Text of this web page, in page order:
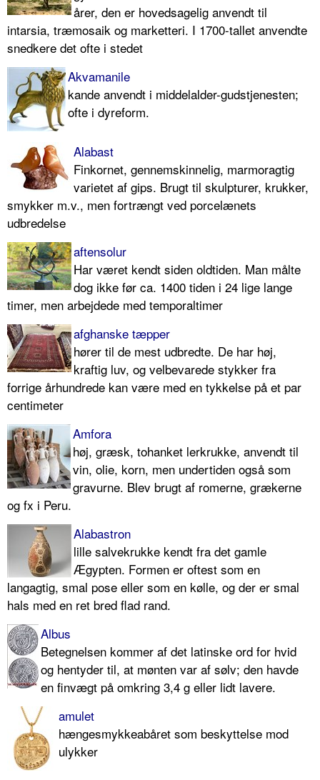
årer, den er hovedsagelig anvendt til
intarsia, træmosaik og marketteri. I 1700-tallet anvendte
snedkere det ofte i stedet
Akvamanile
kande anvendt i middelalder-gudstjenesten;
ofte i dyreform.
Alabast
Finkornet, gennemskinnelig, marmoragtig
varietet af gips. Brugt til skulpturer, krukker,
smykker m.v., men fortrængt ved porcelænets
udbredelse
aftensolur
Har været kendt siden oldtiden. Man målte
dog ikke før ca. 1400 tiden i 24 lige lange
timer, men arbejdede med temporaltimer
afghanske tæpper
hører til de mest udbredte. De har høj,
kraftig luv, og velbevarede stykker fra
forrige århundrede kan være med en tykkelse på et par
centimeter
Amfora
høj, græsk, tohanket lerkrukke, anvendt til
vin, olie, korn, men undertiden også som
gravurne. Blev brugt af romerne, grækerne
og fx i Peru.
Alabastron
lille salvekrukke kendt fra det gamle
Ægypten. Formen er oftest som en
langagtig, smal pose eller som en kølle, og der er smal
hals med en ret bred flad rand.
Albus
Betegnelsen kommer af det latinske ord for hvid
og hentyder til, at mønten var af sølv; den havde
en finvægt på omkring 3,4 g eller lidt lavere.
amulet
hængesmykkeabåret som beskyttelse mod
ulykker